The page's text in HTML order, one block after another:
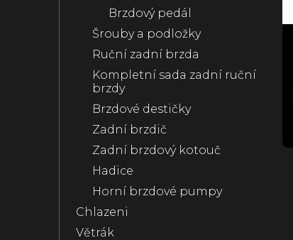
Brzdový pedál
Šrouby a podložky
Ruční zadní brzda
Kompletní sada zadní ruční
brzdy
Brzdové destičky
Zadní brzdič
Zadní brzdový kotouč
Hadice
Horní brzdové pumpy
Chlazeni
Větrák
r